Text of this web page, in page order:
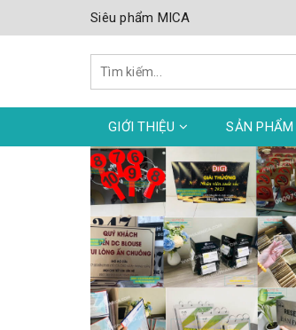
Siêu phẩm MICA
GIỚI THIỆU SẢN PHẨM